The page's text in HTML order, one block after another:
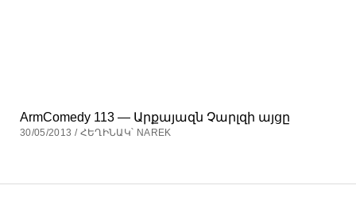
ArmComedy 113 — Արքայազն Չարլզի այցը
30/05/2013 / ՀԵՂԻՆԱԿ՝ NAREK